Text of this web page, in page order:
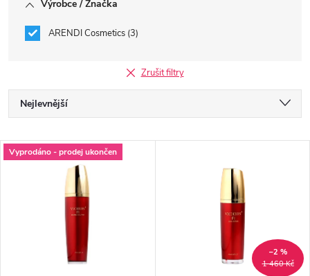
Výrobce / Značka
ARENDI Cosmetics 3
Zrušit filtry
Ř
a
Nejlevnější
Nejprodávanější
V
Vyprodáno - prodej ukončen
1 460 Kč
–2 %